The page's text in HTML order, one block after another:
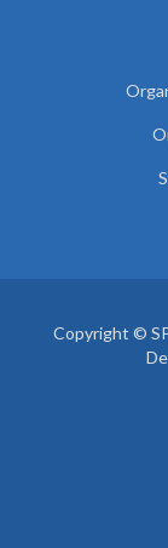
Copyright ©